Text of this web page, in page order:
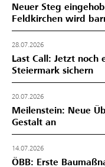
Neuer Steg
Feldkirchen wird
28.07.2026
Last Call: Jetzt noch
Steiermark sichern
20.07.2026
Meilenstein: Neue
Gestalt an
14.07.2026
ÖBB: Erste